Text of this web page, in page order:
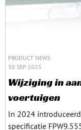
PRODUCT NEWS
30 SEP. 2025
Wijziging in
voertuigen
In 2024
specificatie